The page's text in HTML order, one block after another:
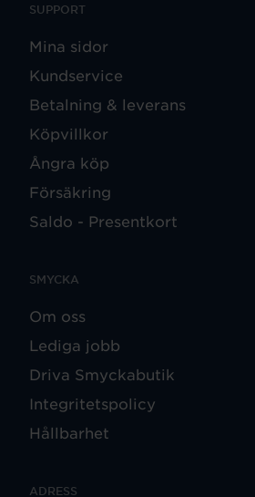
SUPPORT
Mina sidor
Kundservice
Betalning & leverans
Köpvillkor
Ångra köp
Försäkring
Saldo - Presentkort
SMYCKA
Om oss
Lediga jobb
Driva Smyckabutik
Integritetspolicy
Hållbarhet
ADRESS